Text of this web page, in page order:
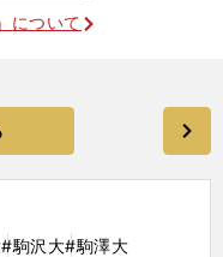
について
#駒沢大#駒澤大